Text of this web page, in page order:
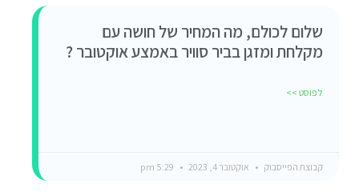
שלום לכולם, מה המחיר של חושה עם
מקלחת ומזגן בביר סוויר באמצע אוקטובר ?
לפוסט >>
קבוצת הפייסבוק אוקטובר 4, 2023